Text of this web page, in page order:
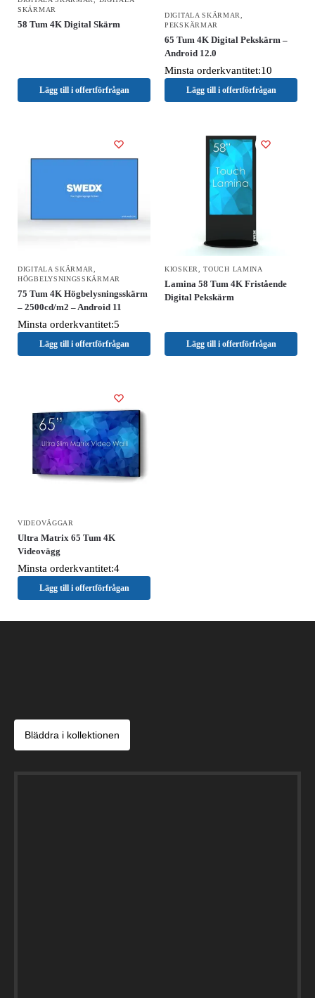
SKÄRMAR
58 Tum 4K Digital Skärm
Lägg till i offertförfrågan
DIGITALA SKÄRMAR
PEKSKÄRMAR
65 Tum 4K Digital Pekskärm –
Android 12.0
Minsta orderkvantitet:10
Lägg till i offertförfrågan
DIGITALA SKÄRMAR
HÖGBELYSNINGSSKÄRMAR
75 Tum 4K Högbelysningsskärm
– 2500cd/m2 – Android 11
Minsta orderkvantitet:5
Lägg till i offertförfrågan
KIOSKER ,TOUCH LAMINA
Lamina 58 Tum 4K Fristående
Digital Pekskärm
Lägg till i offertförfrågan
VIDEOVÄGGAR
Ultra Matrix 65 Tum 4K
Videovägg
Minsta orderkvantitet:4
Lägg till i offertförfrågan
Bläddra i kollektionen